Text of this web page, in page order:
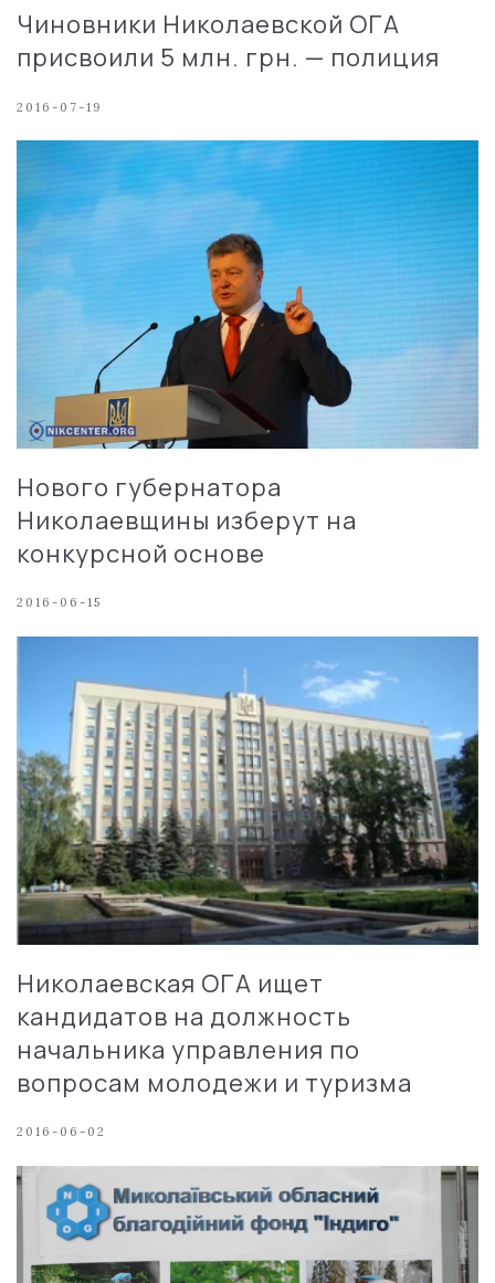
Чиновники Николаевской ОГА
присвоили 5 млн. грн. — полиция
2016-07-19
Нового губернатора
Николаевщины изберут на
конкурсной основе
2016-06-15
Николаевская ОГА ищет
кандидатов на должность
начальника управления по
вопросам молодежи и туризма
2016-06-02